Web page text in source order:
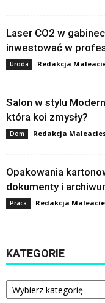
Laser CO2 w
inwestować w
Uroda Redakcja
Salon w stylu
która koi zmysły?
Dom Redakcja
Opakowania
dokumenty i
Praca Redakcja
KATEGORIE
Kategorie